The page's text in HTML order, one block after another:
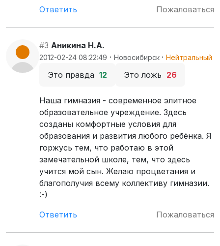
Ответить
Пожаловаться
#3 Аникина Н.А.
2012-02-24 08:22:49 · Новосибирск · Нейтральный
Это правда 12 Это ложь 26
Наша гимназия - современное элитное
образовательное учреждение. Здесь
созданы комфортные условия для
образования и развития любого ребёнка. Я
горжусь тем, что работаю в этой
замечательной школе, тем, что здесь
учится мой сын. Желаю процветания и
благополучия всему коллективу гимназии.
:-)
Ответить
Пожаловаться